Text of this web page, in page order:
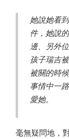
她說她看
件，她說
邊、另外
孩子瑞吉
被關的時
事情中一
愛她。
毫無疑問地，